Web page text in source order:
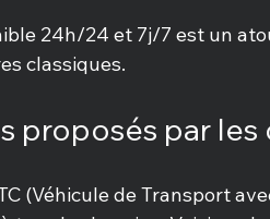
24h/24 et 7j/7 est un
classiques.
proposés par
(Véhicule de Transport